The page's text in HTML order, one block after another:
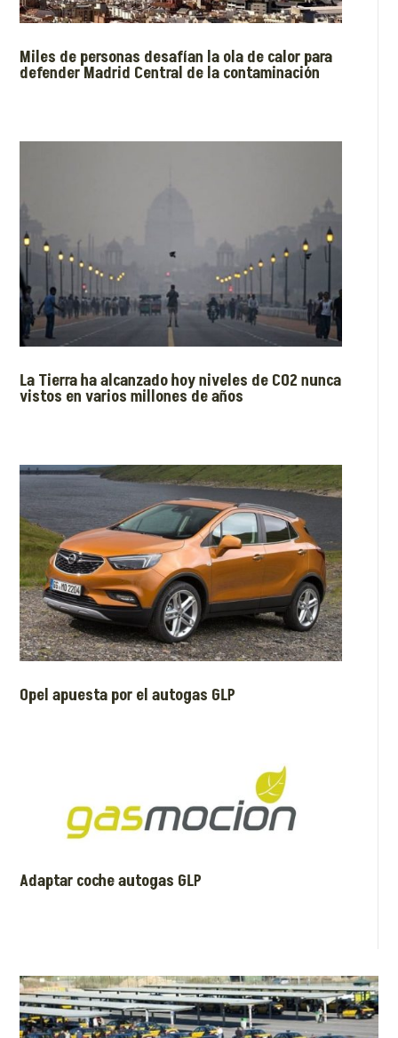
Miles de personas desafían la ola de calor para
defender Madrid Central de la contaminación
La Tierra ha alcanzado hoy niveles de CO2 nunca
vistos en varios millones de años
Opel apuesta por el autogas GLP
Adaptar coche autogas GLP